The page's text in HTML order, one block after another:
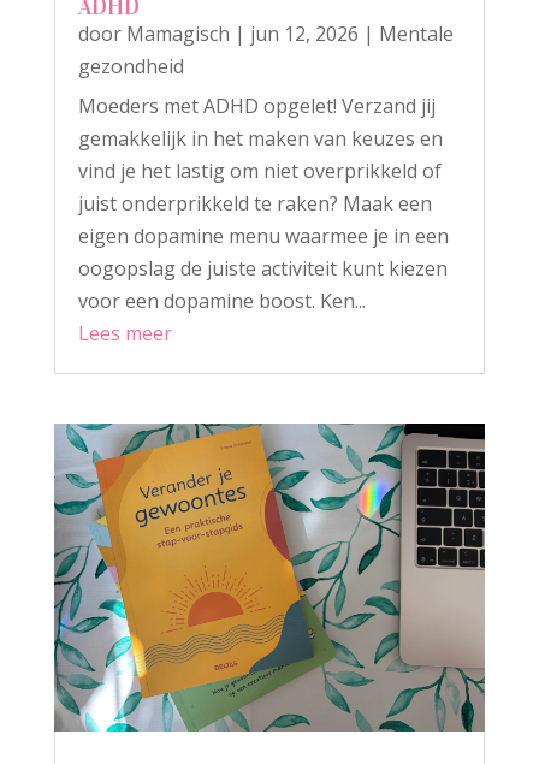
ADHD
door Mamagisch | jun 12, 2026 | Mentale
gezondheid
Moeders met ADHD opgelet! Verzand jij
gemakkelijk in het maken van keuzes en
vind je het lastig om niet overprikkeld of
juist onderprikkeld te raken? Maak een
eigen dopamine menu waarmee je in een
oogopslag de juiste activiteit kunt kiezen
voor een dopamine boost. Ken...
Lees meer